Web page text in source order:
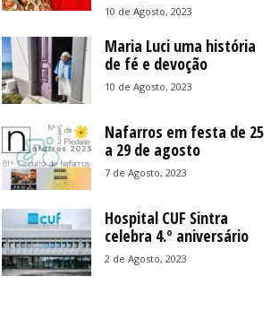
10 de Agosto, 2023
Maria Luci uma história
de fé e devoção
10 de Agosto, 2023
Nafarros em festa de 25
a 29 de agosto
7 de Agosto, 2023
Hospital CUF Sintra
celebra 4.º aniversário
2 de Agosto, 2023